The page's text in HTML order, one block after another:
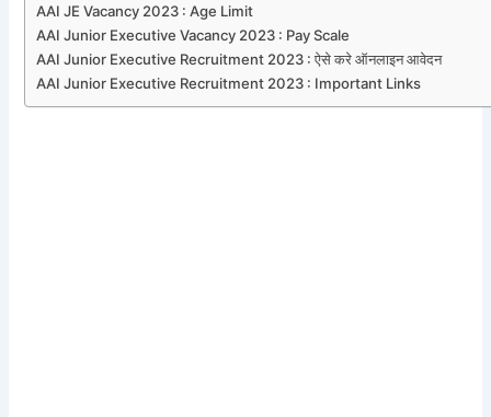
AAI JE Vacancy 2023 : Age Limit
AAI Junior Executive Vacancy 2023 : Pay Scale
AAI Junior Executive Recruitment 2023 : ऐसे करे ऑनलाइन आवेदन
AAI Junior Executive Recruitment 2023 : Important Links